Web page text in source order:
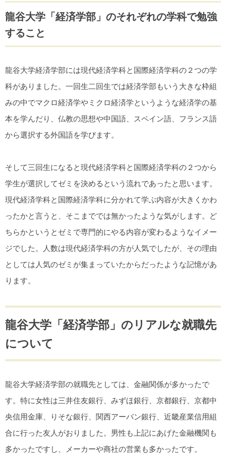
龍谷大学「経済学部」のそれぞれの学科で勉強
すること
龍谷大学経済学部には現代経済学科と国際経済学科の２つの学
科がありました。一回生二回生では経済学部もいう大きな枠組
みの中でマクロ経済学やミクロ経済学というような経済学の基
本を学んだり、仏教の思想や中国語、スペイン語、フランス語
から選択する外国語を学びます。
そして三回生になると現代経済学科と国際経済学科の２つから
学生が選択してゼミを決めるという流れであったと思います。
現代経済学科と国際経済学科に分かれて学ぶ内容が大きくかわ
ったかと言うと、そこまででは無かったような気がします。ど
ちらかというとゼミで専門的にやる内容が変わるようなイメー
ジでした。人数は現代経済学科の方が人気でしたが、その理由
としては人気のゼミが集まっていたからだったような記憶があ
ります。
龍谷大学「経済学部」のリアルな就職先
について
龍谷大学経済学部の就職先としては、金融関係が多かったで
す。特に女性は三井住友銀行、みずほ銀行、京都銀行、京都中
央信用金庫、りそな銀行、関西アーバン銀行、近畿産業信用組
合に行った友人がおりました。男性も上記にあげた金融機関も
多かったですし、メーカーや商社の営業も多かったです。